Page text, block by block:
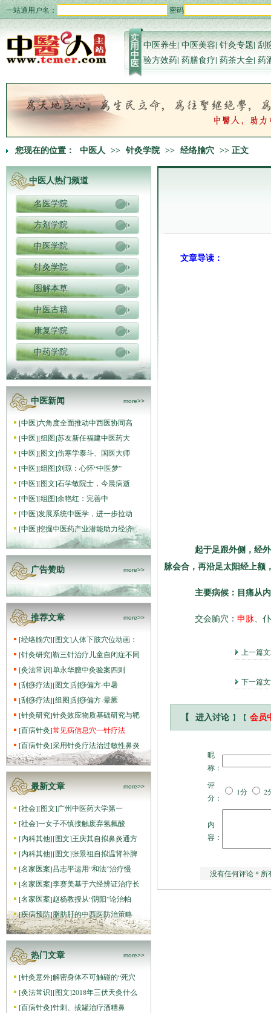
一站通用户名： 密码
中医养生|中医美容|针灸专题|刮
验方效药| 药膳食疗| 药茶大全| 药
您现在的位置： 中医人 >> 针灸学院 >> 经络腧穴 >> 正文
中医人热门频道
名医学院
方剂学院
中医学院
针灸学院
图解本草
中医古籍
康复学院
中药学院
中医新闻 more>>
[中医]六角度全面推动中西医协同高
[中医][组图]苏友新任福建中医药大
[中医][图文]伤寒学泰斗、国医大师
[中医][组图]刘琼：心怀“中医梦”
[中医][图文]石学敏院士，今晨病逝
[中医][组图]​余艳红：完善中
[中医]发展系统中医学，进一步拉动
[中医]挖掘中医药产业潜能助力经济
广告赞助 more>>
推荐文章 more>>
[经络腧穴][图文] 人体下肢穴位动画：
[针灸研究]靳三针治疗儿童自闭症不同
[灸法常识]单永华膻中灸验案四则
[刮痧疗法][图文]刮痧偏方-中暑
[刮痧疗法][组图]刮痧偏方-晕厥
[针灸研究]针灸效应物质基础研究与靶
[百病针灸]常见病信息穴一针疗法
[百病针灸]采用针灸疗法治过敏性鼻炎
最新文章 more>>
[社会][图文]广州中医药大学第一
[社会]一女子不慎接触废弃氢氟酸
[内科其他][图文]王庆其自拟鼻炎通方
[内科其他][图文]张景祖自拟温肾补脾
[名家医案]吕志平运用“和法”治疗慢
[名家医案]李赛美基于六经辨证治疗长
[名家医案]赵杨教授从“阴阳”论治帕
[疾病预防]脂肪肝的中西医防治策略
热门文章 more>>
[针灸意外]解密身体不可触碰的“死穴
[灸法常识][图文]2018年三伏天灸什么
[百病针灸]针刺、拔罐治疗酒糟鼻
文章导读：
起于足跟外侧，经外
脉会合，再沿足太阳经上额
主要病候：目痛从内
交会腧穴： 申脉、
上一篇
下一篇
【 进入讨论 】【 会员
昵
称：
评
分：
1分 2
内
容：
没有任何评论 * 所